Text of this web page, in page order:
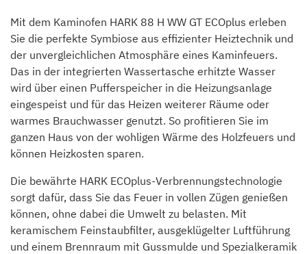
Mit dem Kaminofen HARK 88 H WW GT ECOplus erleben
Sie die perfekte Symbiose aus effizienter Heiztechnik und
der unvergleichlichen Atmosphäre eines Kaminfeuers.
Das in der integrierten Wassertasche erhitzte Wasser
wird über einen Pufferspeicher in die Heizungsanlage
eingespeist und für das Heizen weiterer Räume oder
warmes Brauchwasser genutzt. So profitieren Sie im
ganzen Haus von der wohligen Wärme des Holzfeuers und
können Heizkosten sparen.
Die bewährte HARK ECOplus-Verbrennungstechnologie
sorgt dafür, dass Sie das Feuer in vollen Zügen genießen
können, ohne dabei die Umwelt zu belasten. Mit
keramischem Feinstaubfilter, ausgeklügelter Luftführung
und einem Brennraum mit Gussmulde und Spezialkeramik